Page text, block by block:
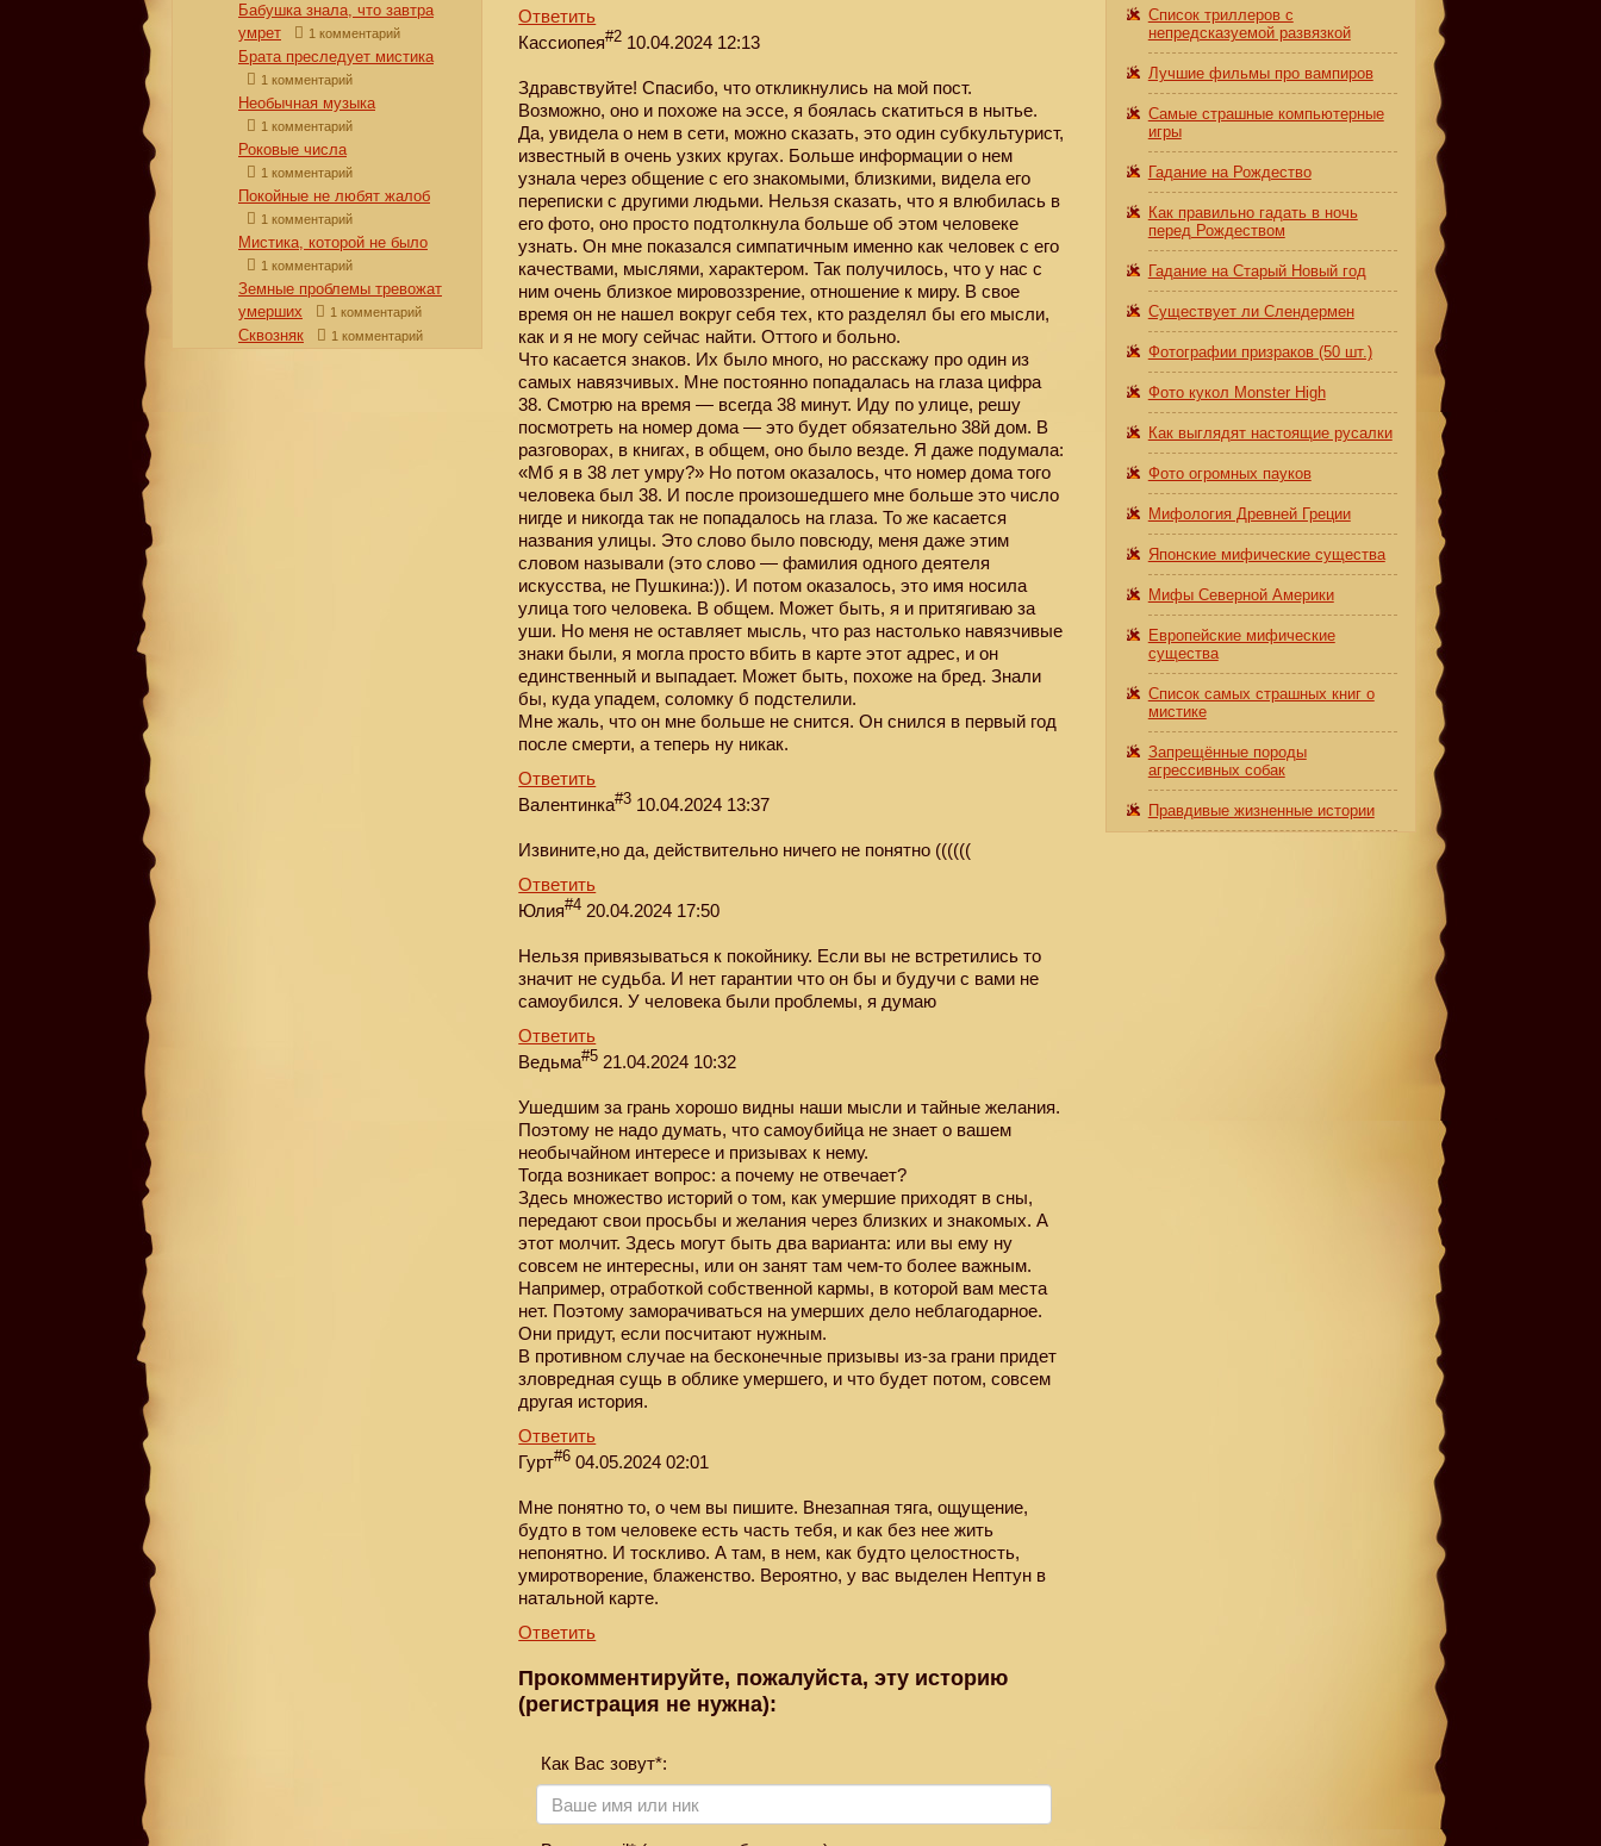
Ответить
Кассиопея#2 10.04.2024 12:13
Здравствуйте! Спасибо, что откликнулись на мой пост.
Возможно, оно и похоже на эссе, я боялась скатиться в нытье.
Да, увидела о нем в сети, можно сказать, это один субкультурист,
известный в очень узких кругах. Больше информации о нем
узнала через общение с его знакомыми, близкими, видела его
переписки с другими людьми. Нельзя сказать, что я влюбилась в
его фото, оно просто подтолкнула больше об этом человеке
узнать. Он мне показался симпатичным именно как человек с его
качествами, мыслями, характером. Так получилось, что у нас с
ним очень близкое мировоззрение, отношение к миру. В свое
время он не нашел вокруг себя тех, кто разделял бы его мысли,
как и я не могу сейчас найти. Оттого и больно.
Что касается знаков. Их было много, но расскажу про один из
самых навязчивых. Мне постоянно попадалась на глаза цифра
38. Смотрю на время — всегда 38 минут. Иду по улице, решу
посмотреть на номер дома — это будет обязательно 38й дом. В
разговорах, в книгах, в общем, оно было везде. Я даже подумала:
«Мб я в 38 лет умру?» Но потом оказалось, что номер дома того
человека был 38. И после произошедшего мне больше это число
нигде и никогда так не попадалось на глаза. То же касается
названия улицы. Это слово было повсюду, меня даже этим
словом называли (это слово — фамилия одного деятеля
искусства, не Пушкина:)). И потом оказалось, это имя носила
улица того человека. В общем. Может быть, я и притягиваю за
уши. Но меня не оставляет мысль, что раз настолько навязчивые
знаки были, я могла просто вбить в карте этот адрес, и он
единственный и выпадает. Может быть, похоже на бред. Знали
бы, куда упадем, соломку б подстелили.
Мне жаль, что он мне больше не снится. Он снился в первый год
после смерти, а теперь ну никак.
Ответить
Валентинка#3 10.04.2024 13:37
Извините,но да, действительно ничего не понятно ((((((
Ответить
Юлия#4 20.04.2024 17:50
Нельзя привязываться к покойнику. Если вы не встретились то
значит не судьба. И нет гарантии что он бы и будучи с вами не
самоубился. У человека были проблемы, я думаю
Ответить
Ведьма#5 21.04.2024 10:32
Ушедшим за грань хорошо видны наши мысли и тайные желания.
Поэтому не надо думать, что самоубийца не знает о вашем
необычайном интересе и призывах к нему.
Тогда возникает вопрос: а почему не отвечает?
Здесь множество историй о том, как умершие приходят в сны,
передают свои просьбы и желания через близких и знакомых. А
этот молчит. Здесь могут быть два варианта: или вы ему ну
совсем не интересны, или он занят там чем-то более важным.
Например, отработкой собственной кармы, в которой вам места
нет. Поэтому заморачиваться на умерших дело неблагодарное.
Они придут, если посчитают нужным.
В противном случае на бесконечные призывы из-за грани придет
зловредная сущь в облике умершего, и что будет потом, совсем
другая история.
Ответить
Гурт#6 04.05.2024 02:01
Мне понятно то, о чем вы пишите. Внезапная тяга, ощущение,
будто в том человеке есть часть тебя, и как без нее жить
непонятно. И тоскливо. А там, в нем, как будто целостность,
умиротворение, блаженство. Вероятно, у вас выделен Нептун в
натальной карте.
Ответить
Прокомментируйте, пожалуйста, эту историю
(регистрация не нужна):
Как Вас зовут*:
Бабушка знала, что завтра
умрет
1 комментарий
Брата преследует мистика
1 комментарий
Необычная музыка
1 комментарий
Роковые числа
1 комментарий
Покойные не любят жалоб
1 комментарий
Мистика, которой не было
1 комментарий
Земные проблемы тревожат
умерших
1 комментарий
Сквозняк 1 комментарий
Список триллеров с
непредсказуемой развязкой
Лучшие фильмы про вампиров
Самые страшные компьютерные
игры
Гадание на Рождество
Как правильно гадать в ночь
перед Рождеством
Гадание на Старый Новый год
Существует ли Слендермен
Фотографии призраков (50 шт.)
Фото кукол Monster High
Как выглядят настоящие русалки
Фото огромных пауков
Мифология Древней Греции
Японские мифические существа
Мифы Северной Америки
Европейские мифические
существа
Список самых страшных книг о
мистике
Запрещённые породы
агрессивных собак
Правдивые жизненные истории